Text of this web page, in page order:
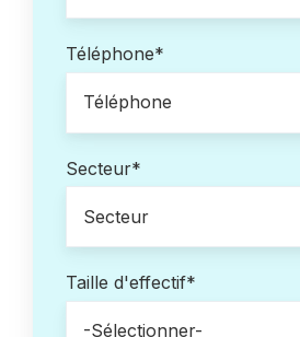
Téléphone*
Secteur*
Taille d'effectif*